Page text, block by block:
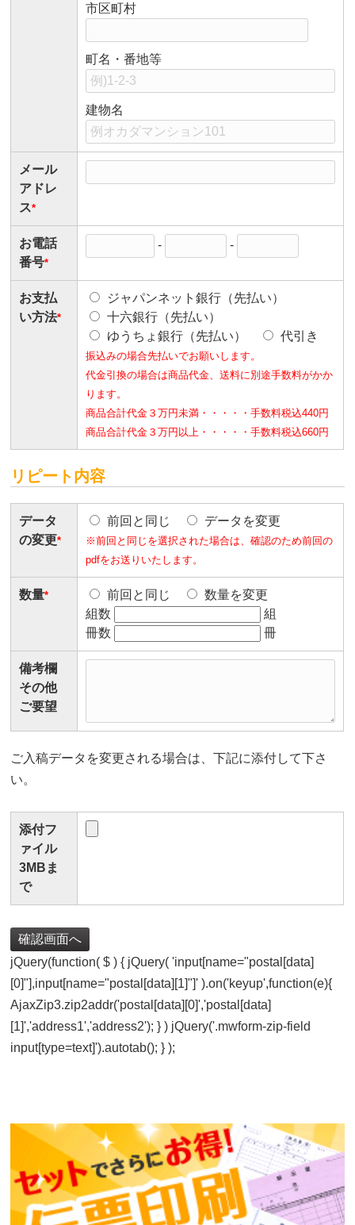
市区町村
町名・番地等
建物名
メール
アドレ
ス*
お電話
番号*
- -
お支払
い方法*
ジャパンネット銀行（先払い）
十六銀行（先払い）
ゆうちょ銀行（先払い）
代引き
振込みの場合先払いでお願いします。
代金引換の場合は商品代金、送料に別途手数料がかか
ります。
商品合計代金３万円未満・・・・・手数料税込440円
商品合計代金３万円以上・・・・・手数料税込660円
リピート内容
データ
の変更*
前回と同じ データを変更
※前回と同じを選択された場合は、確認のため前回の
pdfをお送りいたします。
数量* 前回と同じ
数量を変更
組数
組
冊数
冊
備考欄
その他
ご要望
ご入稿データを変更される場合は、下記に添付して下さ
い。
添付フ
ァイル
3MBま
で
jQuery(function( $ ) { jQuery( 'input[name="postal[data]
[0]"],input[name="postal[data][1]"]' ).on('keyup',function(e){
AjaxZip3.zip2addr('postal[data][0]','postal[data]
[1]','address1','address2'); } ) jQuery('.mwform-zip-field
input[type=text]').autotab(); } );